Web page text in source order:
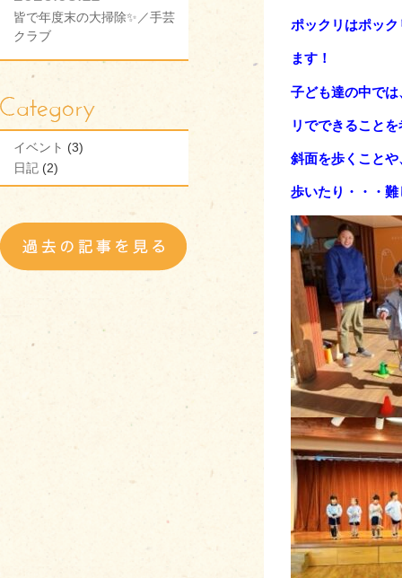
皆で年度末の大掃除✨／手芸
クラブ
イベント (3)
日記 (2)
ポックリはポッ
ます！
子ども達の中で
リでできること
斜面を歩くこと
歩いたり・・・難